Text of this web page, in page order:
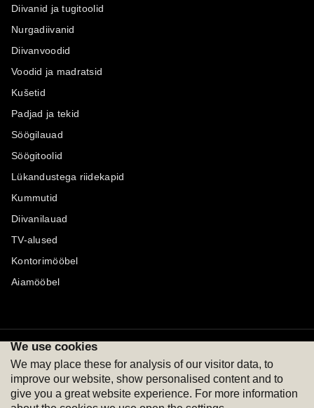
Diivanid ja tugitoolid
Nurgadiivanid
Diivanvoodid
Voodid ja madratsid
Kušetid
Padjad ja tekid
Söögilauad
Söögitoolid
Lükandustega riidekapid
Kummutid
Diivanilauad
TV-alused
Kontorimööbel
Aiamööbel
Maksevõimalused
We use cookies
We may place these for analysis of our visitor data, to
improve our website, show personalised content and to
give you a great website experience. For more information